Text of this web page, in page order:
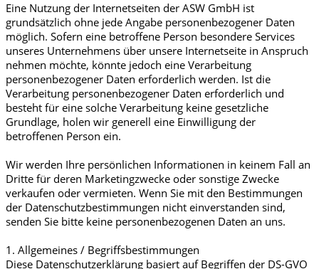
Eine Nutzung der Internetseiten der ASW GmbH ist
grundsätzlich ohne jede Angabe personenbezogener Daten
möglich. Sofern eine betroffene Person besondere Services
unseres Unternehmens über unsere Internetseite in Anspruch
nehmen möchte, könnte jedoch eine Verarbeitung
personenbezogener Daten erforderlich werden. Ist die
Verarbeitung personenbezogener Daten erforderlich und
besteht für eine solche Verarbeitung keine gesetzliche
Grundlage, holen wir generell eine Einwilligung der
betroffenen Person ein.
Wir werden Ihre persönlichen Informationen in keinem Fall an
Dritte für deren Marketingzwecke oder sonstige Zwecke
verkaufen oder vermieten. Wenn Sie mit den Bestimmungen
der Datenschutzbestimmungen nicht einverstanden sind,
senden Sie bitte keine personenbezogenen Daten an uns.
1. Allgemeines / Begriffsbestimmungen
Diese Datenschutzerklärung basiert auf Begriffen der DS-GVO